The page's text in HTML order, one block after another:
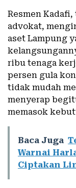
Resmen
advokat,
aset Lampung
ribu tenaga
persen gula
tidak mudah
menyerap
memasok
Baca Juga
Warnai
Ciptakan